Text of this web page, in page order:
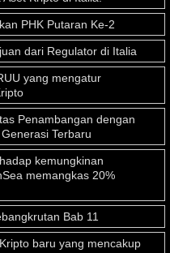
PHK Putaran Ke-2
dari Regulator di Italia
yang mengatur
Penambangan dengan
Terbaru
kemungkinan
memangkas 20%
Bab 11
baru yang mencakup